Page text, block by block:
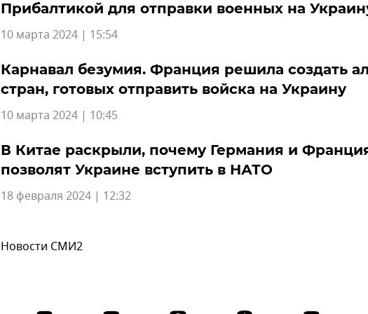
Прибалтикой для отправки военных на
10 марта 2024 | 15:54
Карнавал безумия. Франция решила создать
стран, готовых отправить войска на Украину
10 марта 2024 | 10:45
В Китае раскрыли, почему Германия и
позволят Украине вступить в НАТО
18 февраля 2024 | 12:32
Новости СМИ2